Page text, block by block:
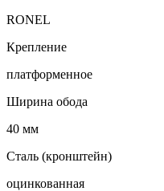
RONEL
Крепление
платформенное
Ширина обода
40 мм
Сталь (кронштейн)
оцинкованная